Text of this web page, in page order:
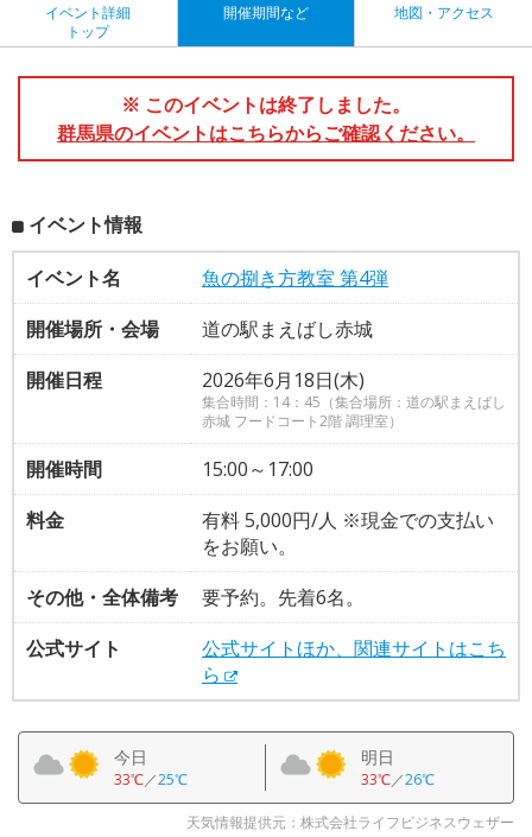
イベント詳細
トップ
開催期間など 地図・アクセス
※ このイベントは終了しました。
群馬県のイベントはこちらからご確認ください。
イベント情報
イベント名
魚の捌き方教室 第4弾
開催場所・会場
道の駅まえばし赤城
開催日程
2026年6月18日(木)
集合時間：14：45（集合場所：道の駅まえばし
赤城 フードコート2階 調理室）
開催時間
15:00～17:00
料金
有料 5,000円/人 ※現金での支払い
をお願い。
その他・全体備考
要予約。先着6名。
公式サイト
公式サイトほか、関連サイトはこち
ら
今日
33℃／25℃
明日
33℃／26℃
天気情報提供元：株式会社ライフビジネスウェザー